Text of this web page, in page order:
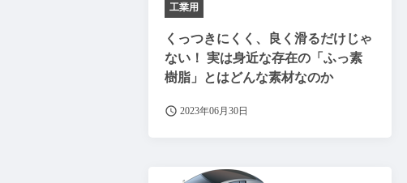
工業用
くっつきにくく、良く滑るだけじゃ
ない！ 実は身近な存在の「ふっ素
樹脂」とはどんな素材なのか
2023年06月30日